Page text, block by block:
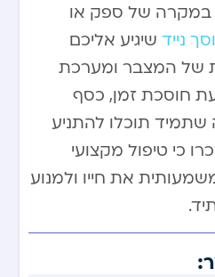
במקרה של ספק או
נייד שיגיע אליכם
של המצבר ומערכת
חוסכת זמן, כסף
שתמיד תוכלו להתניע
כי טיפול מקצועי
את חייו ולמנוע